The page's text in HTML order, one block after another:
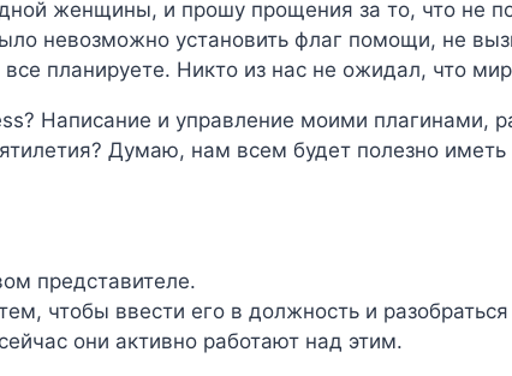
женщины, и прошу прощения за то, что не
невозможно установить флаг помощи, не
планируете. Никто из нас не ожидал, что
Написание и управление моими плагинами,
Думаю, нам всем будет полезно иметь
представителе.
чтобы ввести его в должность и разобраться
они активно работают над этим.